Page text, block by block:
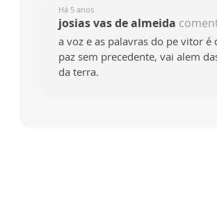
Há 5 anos
josias vas de almeida
a voz e as palavras do pe vitor é
paz sem precedente, vai alem
da terra.